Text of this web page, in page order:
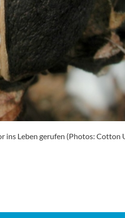
ins Leben gerufen (Photos: Cotton